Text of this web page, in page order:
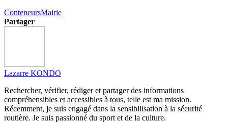
ConteneursMairie
Partager
Lazarre KONDO
Rechercher, vérifier, rédiger et partager des informations
compréhensibles et accessibles à tous, telle est ma mission.
Récemment, je suis engagé dans la sensibilisation à la sécurité
routière. Je suis passionné du sport et de la culture.